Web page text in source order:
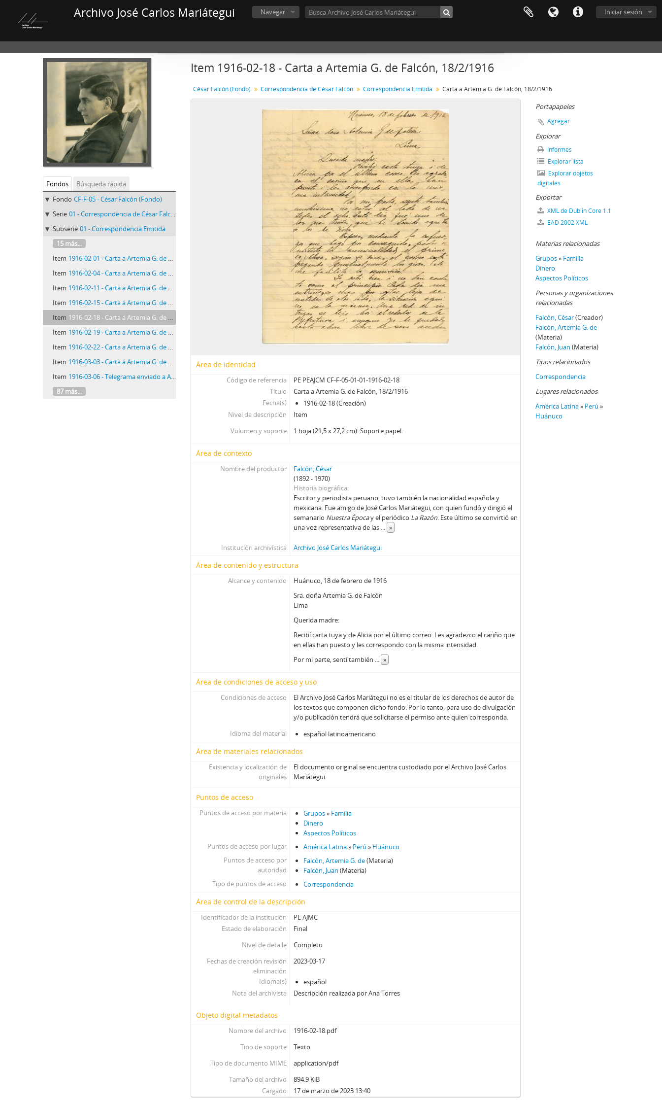
Archivo José Carlos Mariátegui Iniciar sesión
Navegar
Fondos
Búsqueda rápida
Fondo CF-F-05 - César Falcón (Fondo)
Serie 01 - Correspondencia de César Falcón
Subserie 01 - Correspondencia Emitida
15 más...
Item 1916-02-01 - Carta a Artemia G. de Falcón, 1/02/1915[1916]
Item 1916-02-04 - Carta a Artemia G. de Falcón, 4/2/1916
Item 1916-02-11 - Carta a Artemia G. de Falcón, 11/2/1916
Item 1916-02-15 - Carta a Artemia G. de Falcón, 15/2/1916
Item 1916-02-18 - Carta a Artemia G. de Falcón, 18/2/1916
Item 1916-02-19 - Carta a Artemia G. de Falcón, 19/2/1916
Item 1916-02-22 - Carta a Artemia G. de Falcón, 22/2/1916
Item 1916-03-03 - Carta a Artemia G. de Falcón, 3/3/1916
Item 1916-03-06 - Telegrama enviado a Artemia, 6/3/1916
87 más...
Item 1916-02-18 - Carta a Artemia G. de Falcón, 18/2/1916
César Falcón (Fondo) Correspondencia de César Falcón Correspondencia Emitida Carta a Artemia G. de Falcón, 18/2/1916
Área de identidad
Código de referencia
PE PEAJCM CF-F-05-01-01-1916-02-18
Título
Carta a Artemia G. de Falcón, 18/2/1916
Fecha(s)
1916-02-18 (Creación)
Nivel de descripción
Item
Volumen y soporte
1 hoja (21,5 x 27,2 cm). Soporte papel.
Área de contexto
Nombre del productor
Falcón, César
(1892 - 1970)
Historia biográfica
Escritor y periodista peruano, tuvo también la nacionalidad española y
mexicana. Fue amigo de José Carlos Mariátegui, con quien fundó y dirigió el
semanario Nuestra Épocay el periódico La Razón. Este último se convirtió en
una voz representativa de las ... »
Institución archivística Archivo José Carlos Mariátegui
Área de contenido y estructura
Alcance y contenido
Huánuco, 18 de febrero de 1916
Sra. doña Artemia G. de Falcón
Lima
Querida madre:
Recibí carta tuya y de Alicia por el último correo. Les agradezco el cariño que
en ellas han puesto y les correspondo con la misma intensidad.
Por mi parte, sentí también ... »
Área de condiciones de acceso y uso
Condiciones de acceso
El Archivo José Carlos Mariátegui no es el titular de los derechos de autor de
los textos que componen dicho fondo. Por lo tanto, para uso de divulgación
y/o publicación tendrá que solicitarse el permiso ante quien corresponda.
Idioma del material
español latinoamericano
Área de materiales relacionados
Existencia y localización de
originales
El documento original se encuentra custodiado por el Archivo José Carlos
Mariátegui.
Puntos de acceso
Puntos de acceso por materia Grupos» Familia
Dinero
Aspectos Políticos
Puntos de acceso por lugar
América Latina» Perú » Huánuco
Puntos de acceso por
autoridad
Falcón, Artemia G. de(Materia)
Falcón, Juan (Materia)
Tipo de puntos de acceso
Correspondencia
Área de control de la descripción
Identificador de la institución
PE AJMC
Estado de elaboración
Final
Nivel de detalle
Completo
Fechas de creación revisión
eliminación
2023-03-17
Idioma(s)
español
Nota del archivista
Descripción realizada por Ana Torres
Objeto digital metadatos
Nombre del archivo
1916-02-18.pdf
Tipo de soporte
Texto
Tipo de documento MIME
application/pdf
Tamaño del archivo
894.9 KiB
Cargado
17 de marzo de 2023 13:40
Portapapeles
Agregar
Explorar
Informes
Explorar lista
Explorar objetos
digitales
Exportar
XML de Dublin Core 1.1
EAD 2002 XML
Materias relacionadas
Grupos» Familia
Dinero
Aspectos Políticos
Personas y organizaciones
relacionadas
Falcón, César(Creador)
Falcón, Artemia G. de
(Materia)
Falcón, Juan (Materia)
Tipos relacionados
Correspondencia
Lugares relacionados
América Latina» Perú »
Huánuco